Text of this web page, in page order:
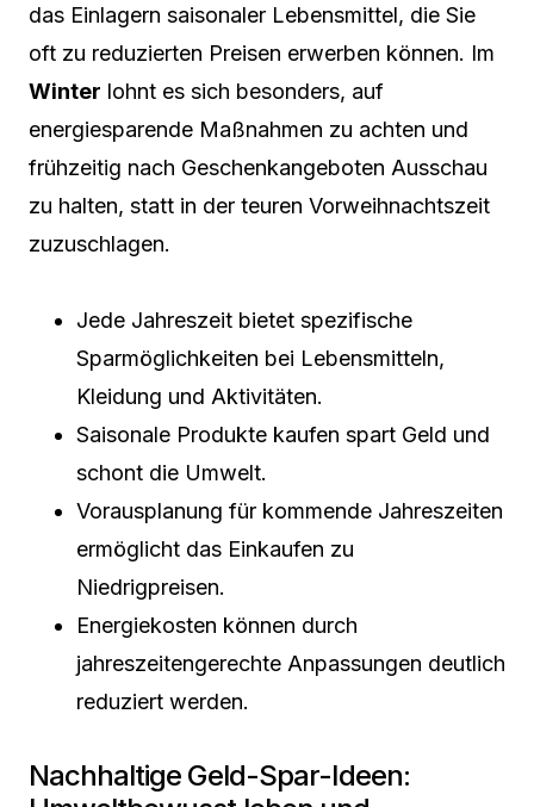
das Einlagern saisonaler Lebensmittel, die Sie
oft zu reduzierten Preisen erwerben können. Im
Winter lohnt es sich besonders, auf
energiesparende Maßnahmen zu achten und
frühzeitig nach Geschenkangeboten Ausschau
zu halten, statt in der teuren Vorweihnachtszeit
zuzuschlagen.
Jede Jahreszeit bietet spezifische
Sparmöglichkeiten bei Lebensmitteln,
Kleidung und Aktivitäten.
Saisonale Produkte kaufen spart Geld und
schont die Umwelt.
Vorausplanung für kommende Jahreszeiten
ermöglicht das Einkaufen zu
Niedrigpreisen.
Energiekosten können durch
jahreszeitengerechte Anpassungen deutlich
reduziert werden.
Nachhaltige Geld-Spar-Ideen: